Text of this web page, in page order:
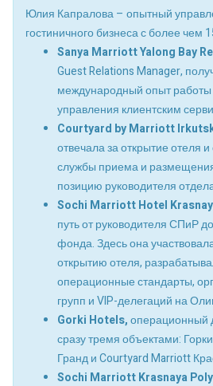
Юлия Капралова – опытный
гостиничного бизнеса с более чем
Sanya Marriott Yalong Bay
Guest Relations Manager,
международный опыт работы
управления клиентским
Courtyard by Marriott
отвечала за открытие отеля
службы приема и
позицию руководителя
Sochi Marriott Hotel
путь от руководителя СПиР
фонда. Здесь она
открытию отеля,
операционные стандарты,
групп и VIP-делегаций на
Gorki Hotels,операционный
сразу тремя объектами:
Гранд и Courtyard Marriott
Sochi Marriott Krasnaya